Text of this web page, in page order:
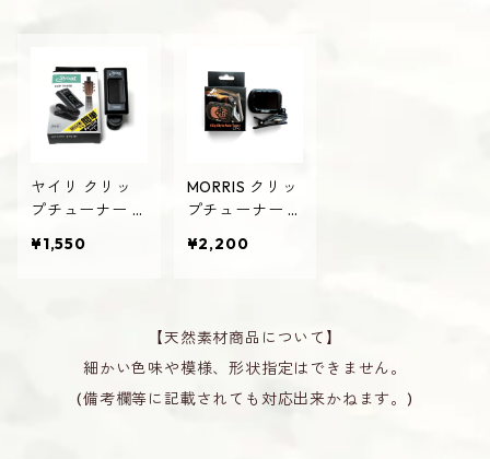
ヤイリ クリッ
プチューナー S
¥1,550
MORRIS クリッ
プチューナー C
¥2,200
【天然素材商品について】
細かい色味や模様、形状指定はできません。
(備考欄等に記載されても対応出来かねます。)